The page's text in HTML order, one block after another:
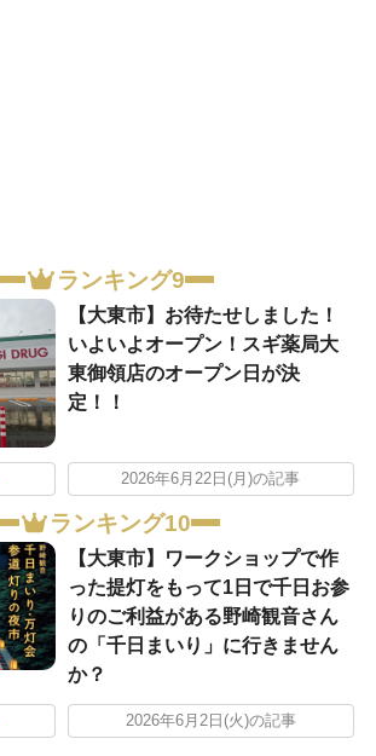
ランキング9
【大東市】お待たせしました！
いよいよオープン！スギ薬局大
東御領店のオープン日が決
定！！
2026年6月22日(月)の記事
ランキング10
【大東市】ワークショップで作
った提灯をもって1日で千日お参
りのご利益がある野崎観音さん
の「千日まいり」に行きません
か？
2026年6月2日(火)の記事